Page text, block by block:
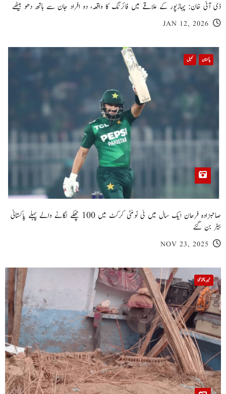
ڈی آئی خان: پہاڑپور کے علاقے میں فائرنگ کا واقعہ، دو افراد جان سے ہاتھ دھو بیٹھے
JAN 12, 2026
پاکستان کھیل
صاحبزادہ فرحان ایک سال میں ٹی ٹوئنٹی کرکٹ میں 100 چھکے لگانے والے پہلے پاکستانی
بیٹر بن گئے
NOV 23, 2025
خیبر پختونخوا